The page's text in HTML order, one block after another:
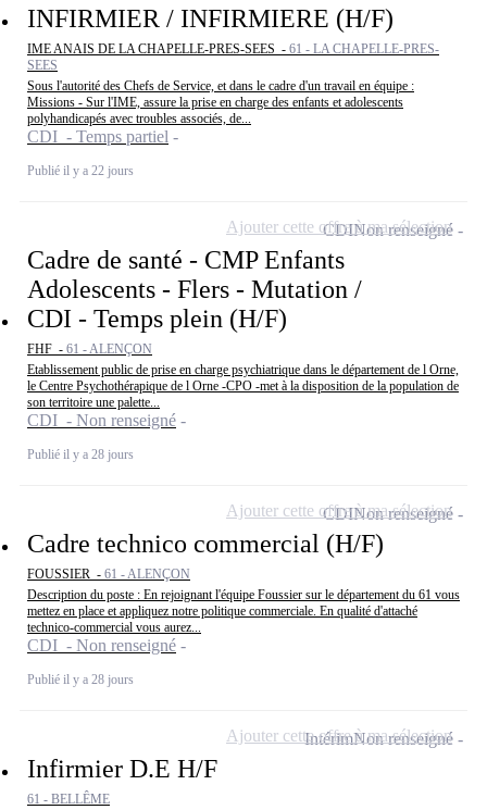
INFIRMIER / INFIRMIERE (H/F)
IME ANAIS DE LA CHAPELLE-PRES-SEES - 61 - LA CHAPELLE-PRES-
SEES
Sous l'autorité des Chefs de Service, et dans le cadre d'un travail en équipe :
Missions - Sur l'IME, assure la prise en charge des enfants et adolescents
polyhandicapés avec troubles associés, de...
CDI - Temps partiel
Publié il y a 22 jours
Cadre de santé - CMP Enfants
Adolescents - Flers - Mutation /
CDI - Temps plein (H/F)
FHF - 61 - ALENÇON
Etablissement public de prise en charge psychiatrique dans le département de l Orne,
le Centre Psychothérapique de l Orne -CPO -met à la disposition de la population de
son territoire une palette...
CDI - Non renseigné
Publié il y a 28 jours
CDINon renseigné
Ajouter cette offre à ma sélection
Cadre technico commercial (H/F)
FOUSSIER - 61 - ALENÇON
Description du poste : En rejoignant l'équipe Foussier sur le département du 61 vous
mettez en place et appliquez notre politique commerciale. En qualité d'attaché
technico-commercial vous aurez...
CDI - Non renseigné
Publié il y a 28 jours
CDINon renseigné
Ajouter cette offre à ma sélection
Infirmier D.E H/F
61 - BELLÊME
IntérimNon renseigné
Ajouter cette offre à ma sélection